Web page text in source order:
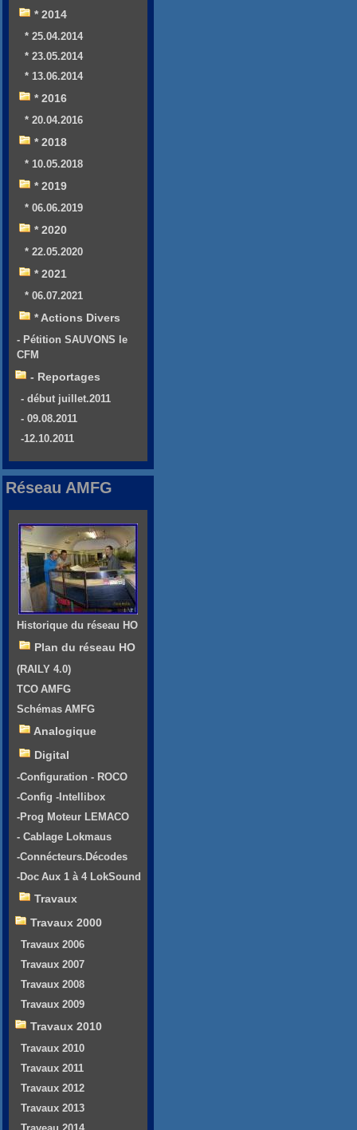
* 2014
* 25.04.2014
* 23.05.2014
* 13.06.2014
* 2016
* 20.04.2016
* 2018
* 10.05.2018
* 2019
* 06.06.2019
* 2020
* 22.05.2020
* 2021
* 06.07.2021
* Actions Divers
- Pétition SAUVONS le
CFM
- Reportages
- début juillet.2011
- 09.08.2011
-12.10.2011
Réseau AMFG
Historique du réseau HO
Plan du réseau HO
(RAILY 4.0)
TCO AMFG
Schémas AMFG
Analogique
Digital
-Configuration - ROCO
-Config -Intellibox
-Prog Moteur LEMACO
- Cablage Lokmaus
-Connécteurs.Décodes
-Doc Aux 1 à 4 LokSound
Travaux
Travaux 2000
Travaux 2006
Travaux 2007
Travaux 2008
Travaux 2009
Travaux 2010
Travaux 2010
Travaux 2011
Travaux 2012
Travaux 2013